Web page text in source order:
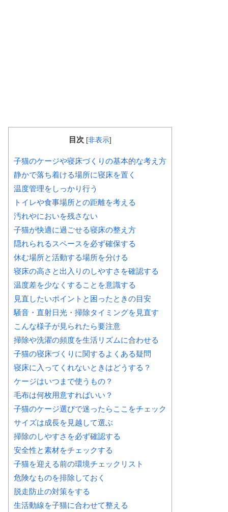
目次 [非表示]
子猫のケージや寝床づくりの基本的な考え方
静かで落ち着ける場所に寝床を置く
温度管理をしっかり行う
トイレや食事場所との距離を考える
汚れやにおいを残さない
子猫が快適に過ごせる寝床の整え方
隠れられるスペースを必ず確保する
休む場所と活動する場所を分ける
寝床の高さと出入りのしやすさを確認する
温度差を少なくすることを意識する
見直したいポイントと困ったときの目安
騒音・直射日光・掃除タイミングを見直す
こんな様子が見られたら要注意
掃除や洗濯の頻度を生活リズムに合わせる
子猫の寝床づくりに関するよくある疑問
寝床に入ってくれないときはどうする？
ケージはいつまで使うもの？
毛布は何枚用意すればいい？
子猫のケージ選びで迷ったらここをチェック
サイズは成長を見越して選ぶ
掃除のしやすさを必ず確認する
安全性と素材をチェックする
子猫を迎える前の環境チェックリスト
危険なものを排除しておく
脱走防止の対策をする
生活動線を子猫に合わせて整える